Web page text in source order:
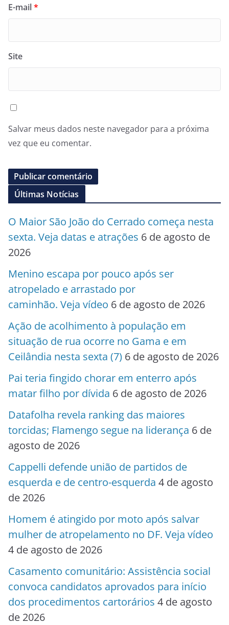
E-mail*
Site
Salvar meus dados neste navegador para a próxima
vez que eu comentar.
Últimas Notícias
O Maior São João do Cerrado começa nesta
sexta. Veja datas e atrações 6 de agosto de
2026
Menino escapa por pouco após ser
atropelado e arrastado por
caminhão. Veja vídeo 6 de agosto de 2026
Ação de acolhimento à população em
situação de rua ocorre no Gama e em
Ceilândia nesta sexta (7) 6 de agosto de 2026
Pai teria fingido chorar em enterro após
matar filho por dívida 6 de agosto de 2026
Datafolha revela ranking das maiores
torcidas; Flamengo segue na liderança 6 de
agosto de 2026
Cappelli defende união de partidos de
esquerda e de centro-esquerda 4 de agosto
de 2026
Homem é atingido por moto após salvar
mulher de atropelamento no DF. Veja vídeo
4 de agosto de 2026
Casamento comunitário: Assistência social
convoca candidatos aprovados para início
dos procedimentos cartorários 4 de agosto
de 2026